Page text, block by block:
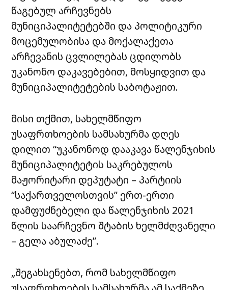
წაგებულ არჩევნებს
მუნიციპალიტეტებში და პოლიტიკური
მოცემულობისა და მოქალაქეთა
არჩევანის ცვლილებას ცდილობს
უკანონო დაკავებებით, მოსყიდვით და
მუნიციპალიტეტების საბოტაჟით.
მისი თქმით, სახელმწიფო
უსაფრთხოების სამსახურმა დღეს
დილით “უკანონოდ დააკავა წალენჯიხის
მუნიციპალიტეტის საკრებულოს
მაჟორიტარი დეპუტატი – პარტიის
“საქართველოსთვის” ერთ-ერთი
დამფუძნებელი და წალენჯიხის 2021
წლის საარჩევნო შტაბის ხელმძღვანელი
– გელა აბულაძე”.
„შეგახსენებთ, რომ სახელმწიფო